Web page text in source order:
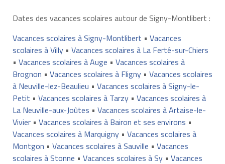
Dates des vacances scolaires autour de Signy-Montlibert :
Vacances scolaires à Signy-Montlibert • Vacances
scolaires à Villy• Vacances scolaires à La Ferté-sur-Chiers
• Vacances scolaires à Auge • Vacances scolaires à
Brognon • Vacances scolaires à Fligny• Vacances scolaires
à Neuville-lez-Beaulieu • Vacances scolaires à Signy-le-
Petit • Vacances scolaires à Tarzy• Vacances scolaires à
La Neuville-aux-Joûtes • Vacances scolaires à Artaise-le-
Vivier• Vacances scolaires à Bairon et ses environs •
Vacances scolaires à Marquigny• Vacances scolaires à
Montgon • Vacances scolaires à Sauville • Vacances
scolaires à Stonne • Vacances scolaires à Sy• Vacances